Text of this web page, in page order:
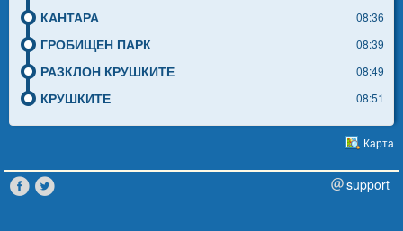
КАНТАРА 08:36
ГРОБИЩЕН ПАРК 08:39
РАЗКЛОН КРУШКИТЕ 08:49
КРУШКИТЕ 08:51
Карта
support